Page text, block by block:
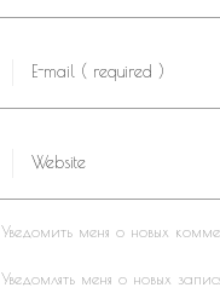
Уведомить меня о новых
Уведомлять меня о новых